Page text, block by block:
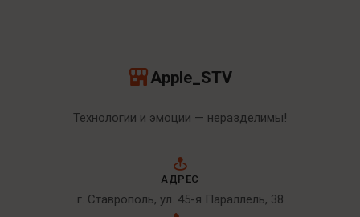
Apple_STV
Технологии и эмоции — неразделимы!
АДРЕС
г. Ставрополь, ул. 45-я Параллель, 38